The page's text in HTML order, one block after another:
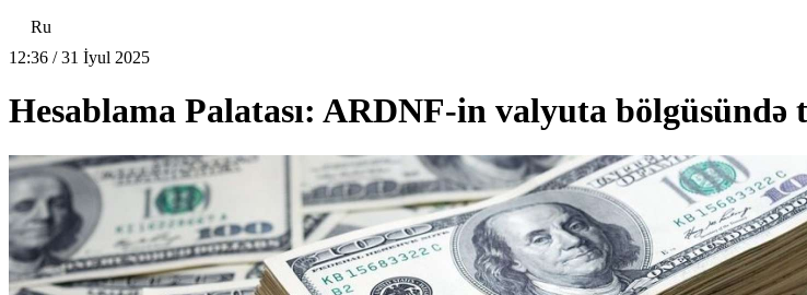
Ru
12:36 / 31 İyul 2025
Hesablama Palatası: ARDNF-in valyuta bölgüsündə